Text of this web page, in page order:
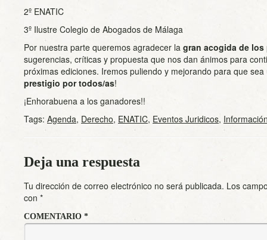
2º ENATIC
3º Ilustre Colegio de Abogados de Málaga
Por nuestra parte queremos agradecer la gran acogida de los
sugerencias, críticas y propuesta que nos dan ánimos para
próximas ediciones. Iremos puliendo y mejorando para que
prestigio por todos/as!
¡Enhorabuena a los ganadores!!
Tags: Agenda, Derecho, ENATIC, Eventos Juridicos,
Deja una respuesta
Tu dirección de correo electrónico no será publicada. Los
con *
COMENTARIO *